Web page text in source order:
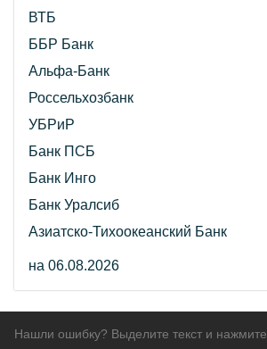
ВТБ
ББР Банк
Альфа-Банк
Россельхозбанк
УБРиР
Банк ПСБ
Банк Инго
Банк Уралсиб
Азиатско-Тихоокеанский Банк
на 06.08.2026
Нашли ошибку? Выделите текст и нажмите